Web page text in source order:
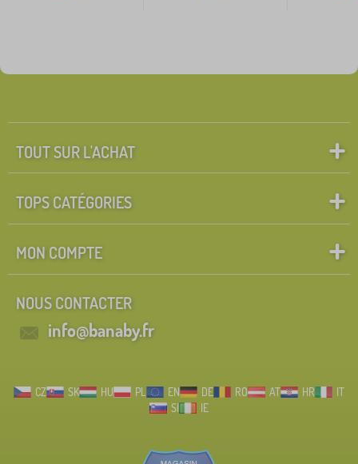
TOUT SUR L'ACHAT
TOPS CATÉGORIES
MON COMPTE
NOUS CONTACTER
info@banaby.fr
CZ SK HU PL EN DE RO AT HR
IT
SI
IE